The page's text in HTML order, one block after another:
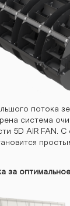
потока
система
5D AIR FAN.
за